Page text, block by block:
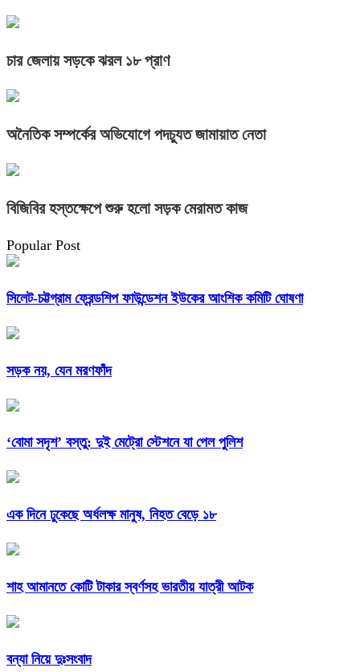
চার জেলায় সড়কে ঝরল ১৮ প্রাণ
অনৈতিক সম্পর্কের অভিযোগে পদচ্যুত জামায়াত নেতা
বিজিবির হস্তক্ষেপে শুরু হলো সড়ক মেরামত কাজ
Popular Post
সিলেট-চট্টগ্রাম ফ্রেন্ডশিপ ফাউন্ডেশন ইউকের আংশিক কমিটি ঘোষণা
সড়ক নয়, যেন মরণফাঁদ
‘বোমা সদৃশ’ বস্তু: দুই মেট্রো স্টেশনে যা পেল পুলিশ
এক দিনে ঢুকেছে অর্ধলক্ষ মানুষ, নিহত বেড়ে ১৮
শাহ আমানতে কোটি টাকার স্বর্ণসহ ভারতীয় যাত্রী আটক
বন্যা নিয়ে দুঃসংবাদ